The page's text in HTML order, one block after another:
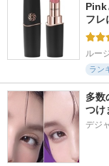
Pink
フレ
ルー
ラン
多数
つけ
デジ